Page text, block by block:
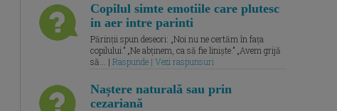
Copilul simte emotiile care plutesc
in aer intre parinti
Părinții spun deseori: „Noi nu ne certăm în fața
copilului.” „Ne abținem, ca să fie liniște.” „Avem grijă
să... | Raspunde | Vezi raspunsuri
Naștere naturală sau prin
cezariană